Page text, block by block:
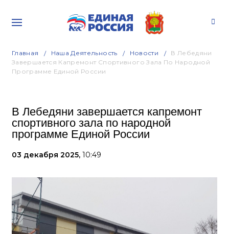
Главная Наша Деятельность Новости
В Лебедяни
Завершается Капремонт Спортивного Зала По Народной
Программе Единой России
В Лебедяни завершается капремонт
спортивного зала по народной
программе Единой России
03 декабря 2025, 10:49